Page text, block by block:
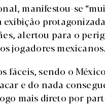
manifestou-se
alertou para o
jogadores mexicanos.
fáceis, sendo o
e do nada
mais direto por